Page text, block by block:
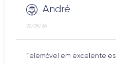
André
22/05/26
Telemóvel em excelente